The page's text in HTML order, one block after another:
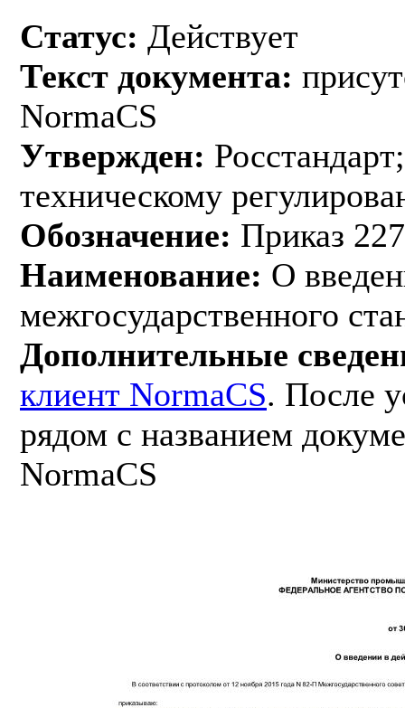
Статус: Действует
Текст документа:
NormaCS
Утвержден:
техническому
Обозначение: Приказ
Наименование: О
межгосударственного
Дополнительные
клиент NormaCS. После
рядом с названием
NormaCS